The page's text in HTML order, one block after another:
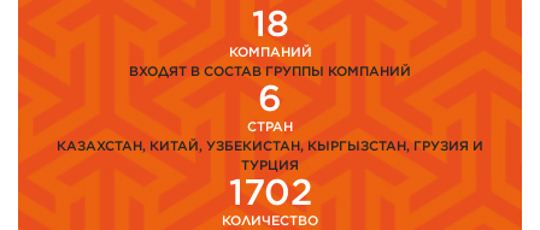
18
КОМПАНИЙ
ВХОДЯТ В СОСТАВ ГРУППЫ КОМПАНИЙ
6
СТРАН
КАЗАХСТАН, КИТАЙ, УЗБЕКИСТАН, КЫРГЫЗСТАН, ГРУЗИЯ И
ТУРЦИЯ
1702
КОЛИЧЕСТВО